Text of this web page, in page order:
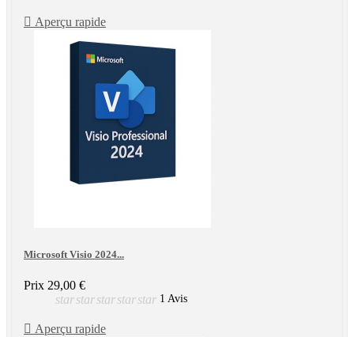
 Aperçu rapide
Microsoft Visio 2024...
Prix 29,00 €
star star star star star 1 Avis
 Aperçu rapide